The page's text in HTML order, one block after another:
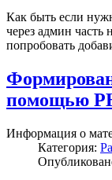
Как быть если
через админ часть
попробовать
помощью
Информация о
Категория: